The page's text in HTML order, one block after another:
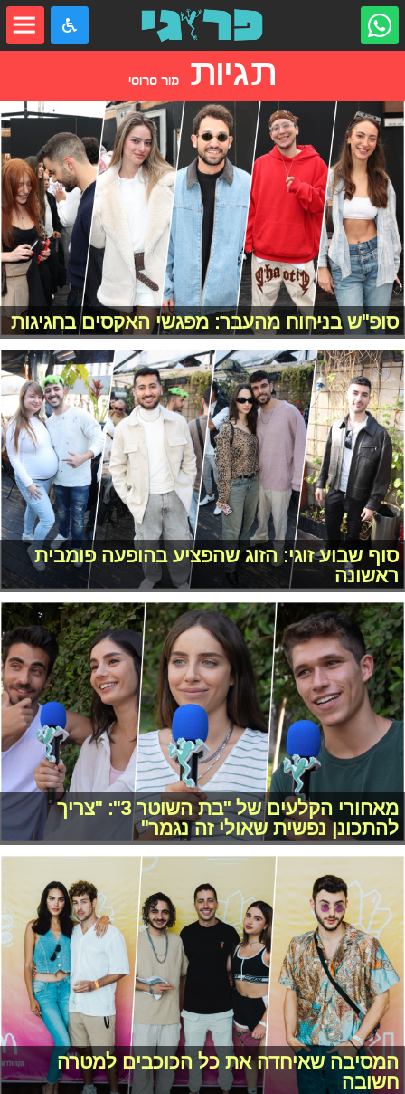
תגיות מור סרוסי
סופ"ש בניחוח מהעבר: מפגשי האקסים בחגיגות
סוף שבוע זוגי: הזוג שהפציע בהופעה פומבית
ראשונה
מאחורי הקלעים של "בת השוטר 3": "צריך
להתכונן נפשית שאולי זה נגמר"
המסיבה שאיחדה את כל הכוכבים למטרה
חשובה